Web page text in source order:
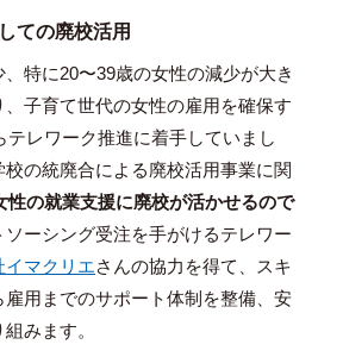
ての廃校活用
特に20〜39歳の女性の減少が大き
子育て世代の女性の雇用を確保す
テレワーク推進に着手していまし
の統廃合による廃校活用事業に関
性の就業支援に廃校が活かせるので
ソーシング受注を手がけるテレワー
イマクリエさんの協力を得て、スキ
雇用までのサポート体制を整備、安
みます。